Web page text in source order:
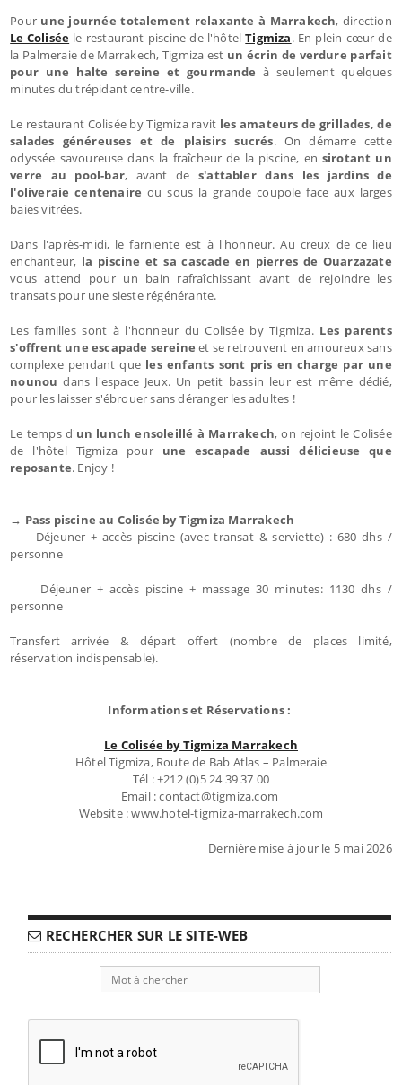
Pour une journée totalement relaxante à Marrakech, direction
Le Colisée le restaurant-piscine de l'hôtelTigmiza. En plein cœur de
la Palmeraie de Marrakech, Tigmiza est un écrin de verdure parfait
pour une halte sereine et gourmande à seulement quelques
minutes du trépidant centre-ville.
Le restaurant Colisée by Tigmiza ravit les amateurs de grillades, de
salades généreuses et de plaisirs sucrés. On démarre cette
odyssée savoureuse dans la fraîcheur de la piscine, en sirotant un
verre au pool-bar, avant de s'attabler dans les jardins de
l'oliveraie centenaire ou sous la grande coupole face aux larges
baies vitrées.
Dans l'après-midi, le farniente est à l'honneur. Au creux de ce lieu
enchanteur, la piscine et sa cascade en pierres de Ouarzazate
vous attend pour un bain rafraîchissant avant de rejoindre les
transats pour une sieste régénérante.
Les familles sont à l'honneur du Colisée by Tigmiza. Les parents
s'offrent une escapade sereine et se retrouvent en amoureux sans
complexe pendant que les enfants sont pris en charge par une
nounou dans l'espace Jeux. Un petit bassin leur est même dédié,
pour les laisser s'ébrouer sans déranger les adultes !
Le temps d'un lunch ensoleillé à Marrakech, on rejoint le Colisée
de l'hôtel Tigmiza pour une escapade aussi délicieuse que
reposante. Enjoy !
→ Pass piscine au Colisée by Tigmiza Marrakech
Déjeuner + accès piscine (avec transat & serviette) : 680 dhs /
personne
Déjeuner + accès piscine + massage 30 minutes: 1130 dhs /
personne
Transfert arrivée & départ offert (nombre de places limité,
réservation indispensable).
Informations et Réservations :
Le Colisée by Tigmiza Marrakech
Hôtel Tigmiza, Route de Bab Atlas – Palmeraie
Tél : +212 (0)5 24 39 37 00
Email : contact@tigmiza.com
Website : www.hotel-tigmiza-marrakech.com
Dernière mise à jour le 5 mai 2026
RECHERCHER SUR LE SITE-WEB